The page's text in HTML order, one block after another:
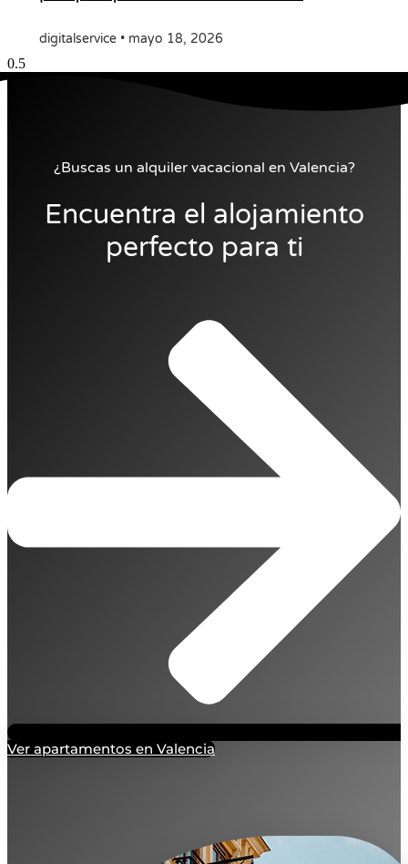
digitalservice mayo 18, 2026
¿Buscas un alquiler vacacional en Valencia?
Encuentra el alojamiento
perfecto para ti
Ver apartamentos en Valencia